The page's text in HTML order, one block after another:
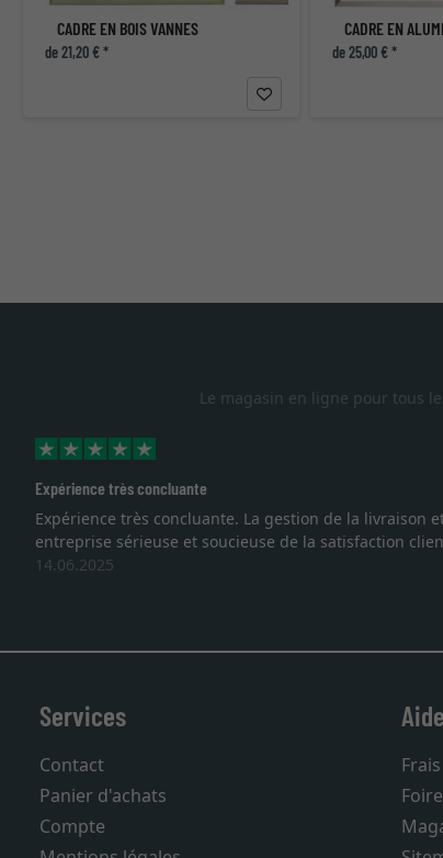
CADRE EN BOIS VANNES
de 21,20 € *
CADRE EN
de 25,00 € *
Le magasin en ligne pour tous
sommes face à une
Je recherchais un cadre sur
vous. Emballage
Services
Contact
Panier d'achats
Compte
Aide